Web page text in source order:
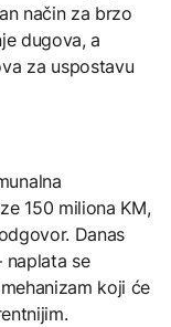
način za brzo
dugova, a
za uspostavu
150 miliona KM,
Danas
se
koji će